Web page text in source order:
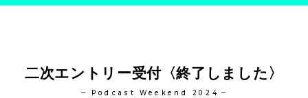
二次エントリー受付〈終了しました〉
Podcast Weekend 2024